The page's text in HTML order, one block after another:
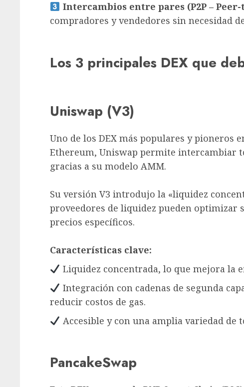
Intercambios entre pares (P2P – Peer-
compradores y vendedores sin necesidad
Los 3 principales DEX que
Uniswap (V3)
Uno de los DEX más populares y pioneros
Ethereum, Uniswap permite intercambiar
gracias a su modelo AMM.
Su versión V3 introdujo la «liquidez
proveedores de liquidez pueden optimizar
precios específicos.
Características clave:
Liquidez concentrada, lo que mejora la
Integración con cadenas de segunda
reducir costos de gas.
Accesible y con una amplia variedad de
PancakeSwap